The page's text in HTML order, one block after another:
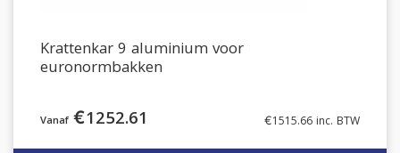
Krattenkar 9 aluminium voor
euronormbakken
€1252.61 €1515.66 inc. BTW